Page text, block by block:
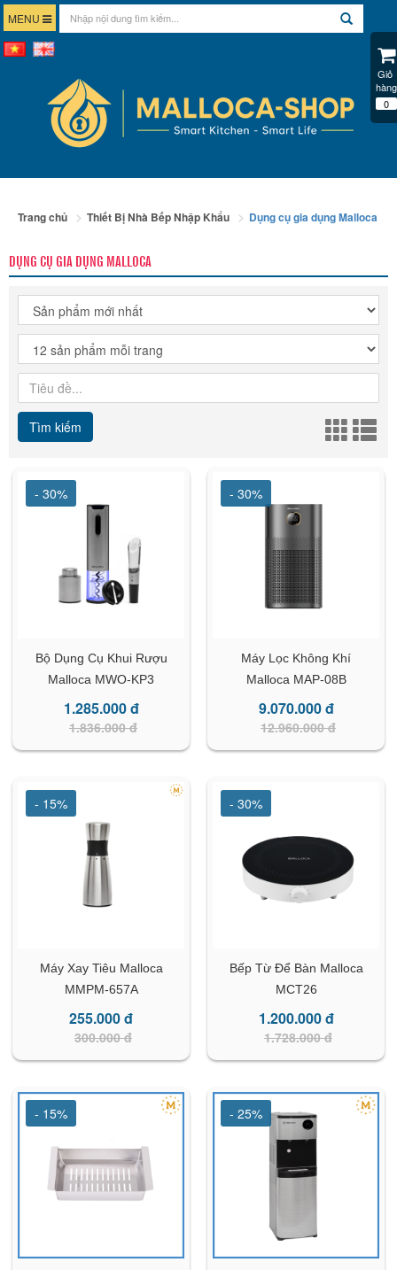
MENU
Trang chủ Thiết Bị Nhà Bếp Nhập Khẩu Dụng cụ gia dụng Malloca
DỤNG CỤ GIA DỤNG MALLOCA
Tìm kiếm
- 30%
Bộ Dụng Cụ Khui Rượu
Malloca MWO-KP3
1.285.000 đ
1.836.000 đ
- 30%
Máy Lọc Không Khí
Malloca MAP-08B
9.070.000 đ
12.960.000 đ
- 15%
Máy Xay Tiêu Malloca
MMPM-657A
255.000 đ
300.000 đ
- 30%
Bếp Từ Để Bàn Malloca
MCT26
1.200.000 đ
1.728.000 đ
- 15% - 25%
Giỏ
hàng
0